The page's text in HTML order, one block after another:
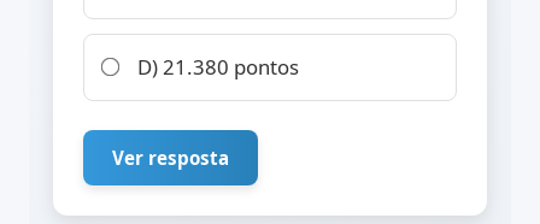
D) 21.380 pontos
Ver resposta